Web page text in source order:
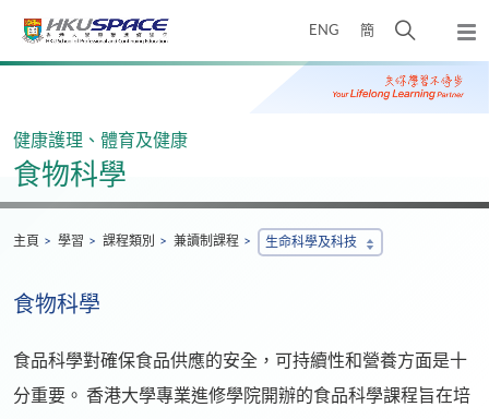
ENG 簡
開
搜
尋
彈
出
主
Main
健康護理、體育及健康
食物科學
主頁 學習 課程類別 兼讀制課程 生命科學及科技
食物科學
食品科學對確保食品供應的安全，可持續性和營養方面是十
分重要。 香港大學專業進修學院開辦的食品科學課程旨在培